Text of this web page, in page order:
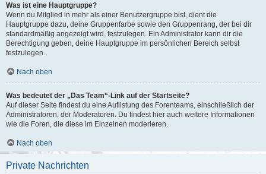
Was ist eine Hauptgruppe?
Wenn du Mitglied in mehr als einer Benutzergruppe bist, dient die
Hauptgruppe dazu, deine Gruppenfarbe sowie den Gruppenrang, der bei dir
standardmäßig angezeigt wird, festzulegen. Ein Administrator kann dir die
Berechtigung geben, deine Hauptgruppe im persönlichen Bereich selbst
festzulegen.
Nach oben
Was bedeutet der „Das Team“-Link auf der Startseite?
Auf dieser Seite findest du eine Auflistung des Forenteams, einschließlich der
Administratoren, der Moderatoren. Du findest hier auch weitere Informationen
wie die Foren, die diese im Einzelnen moderieren.
Nach oben
Private Nachrichten